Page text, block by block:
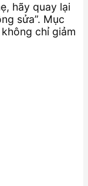
hãy quay lại
sửa”. Mục
chỉ giảm